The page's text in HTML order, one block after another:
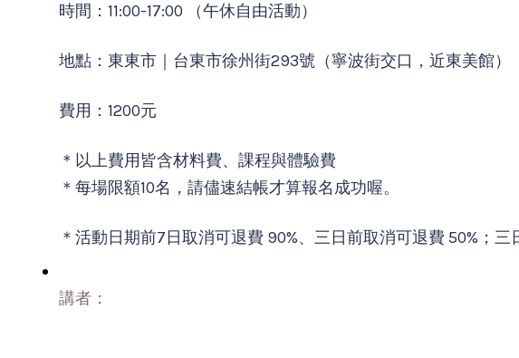
時間： 11:00-17:00 （午休自由活動）
地點：東東市｜台東市徐州街293號（寧波街交口，近東美館）
費用：1200元
＊以上費用皆含材料費、課程與體驗費
＊每場限額10名，請儘速結帳才算報名成功喔。
＊活動日期前7日取消可退費 90%、 三日前取消可退費 50%；三
講者：